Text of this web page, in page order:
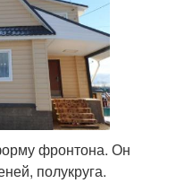
фронтона. Он
полукруга.